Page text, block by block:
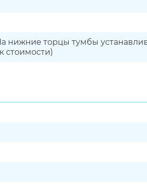
нижние торцы тумбы
стоимости)